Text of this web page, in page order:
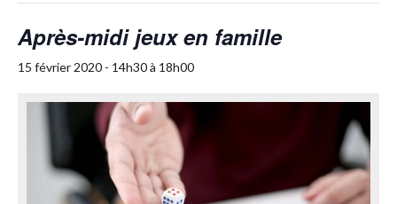
Après-midi jeux en famille
15 février 2020 - 14h30à 18h00